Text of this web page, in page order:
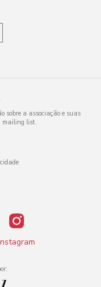
sobre a associação e suas
mailing list.